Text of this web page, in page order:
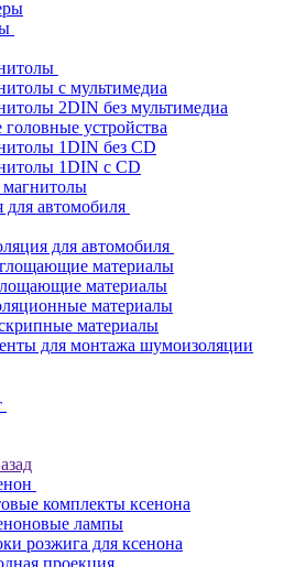
с мультимедиа
2DIN без мультимедиа
устройства
1DIN без CD
1DIN с CD
автомобиля
для автомобиля
материалы
материалы
материалы
материалы
для монтажа шумоизоляции
комплекты ксенона
лампы
розжига для ксенона
проекция